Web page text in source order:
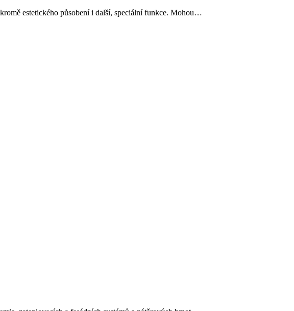
estetického působení i další, speciální funkce. Mohou…